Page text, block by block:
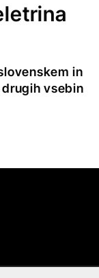
in
vsebin